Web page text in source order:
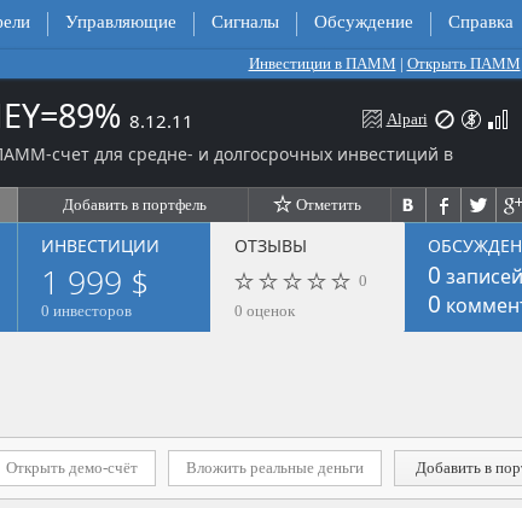
Управляющие Сигналы Обсуждение Справка
Инвестиции в ПАММ | Открыть ПАММ
8.12.11
счет для средне- и долгосрочных инвестиций в
Alpari
Добавить в портфель Отметить
ИНВЕСТИЦИИ
1 999 $
0 инвесторов
ОТЗЫВЫ
0
0 оценок
0 записей
0
Открыть демо-счёт Вложить реальные деньги Добавить в